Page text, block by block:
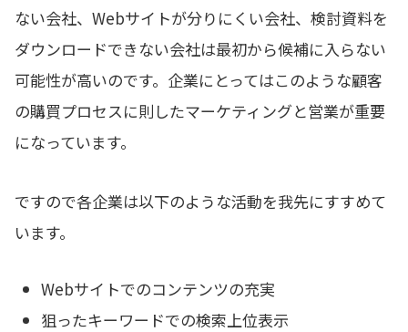
ない会社、Webサイトが分りにくい会社、検討資料を
ダウンロードできない会社は最初から候補に入らない
可能性が高いのです。企業にとってはこのような顧客
の購買プロセスに則したマーケティングと営業が重要
になっています。
ですので各企業は以下のような活動を我先にすすめて
います。
Webサイトでのコンテンツの充実
狙ったキーワードでの検索上位表示